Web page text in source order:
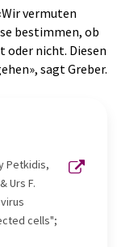
vermuten
bestimmen, ob
oder nicht. Diesen
sagt Greber.
Petkidis,
Urs F.
cells";